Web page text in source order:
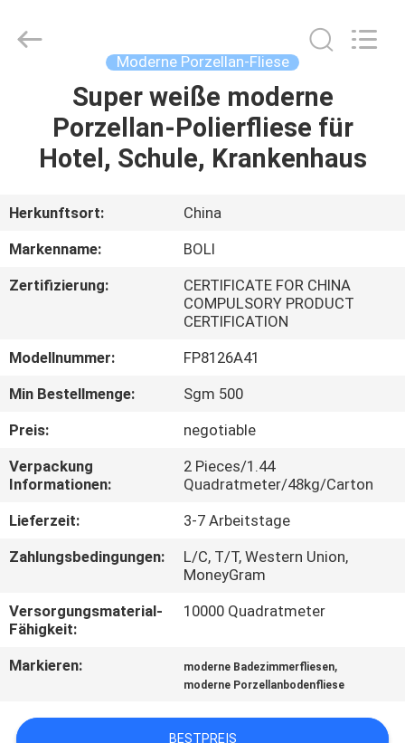
HAUSE
VIDEOS
ÜBER
WERKSBESICHTIGUNG
QUALITÄTSKONTROLLE
MIT
UNS
BITTE UM
EIN
CERAMICS
CO.,LTD..
Moderne Porzellan-Fliese
Super weiße moderne
Porzellan-Polierfliese für
Hotel, Schule, Krankenhaus
Herkunftsort:
China
Markenname:
BOLI
Zertifizierung:
CERTIFICATE FOR CHINA
COMPULSORY PRODUCT
CERTIFICATION
Modellnummer:
FP8126A41
Min Bestellmenge:
Sgm 500
Preis:
negotiable
Verpackung
Informationen:
2 Pieces/1.44
Quadratmeter/48kg/Carton
Lieferzeit:
3-7 Arbeitstage
Zahlungsbedingungen:
L/C, T/T, Western Union,
MoneyGram
Versorgungsmaterial-
Fähigkeit:
10000 Quadratmeter
Markieren: moderne Badezimmerfliesen,
moderne Porzellanbodenfliese
BESTPREIS